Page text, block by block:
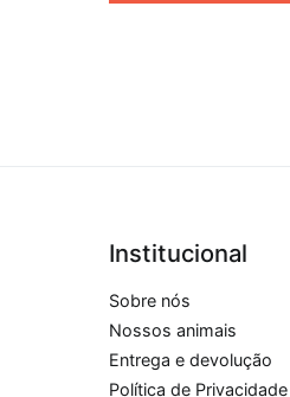
Institucional
Sobre nós
Nossos animais
Entrega e devolução
Política de Privacidade